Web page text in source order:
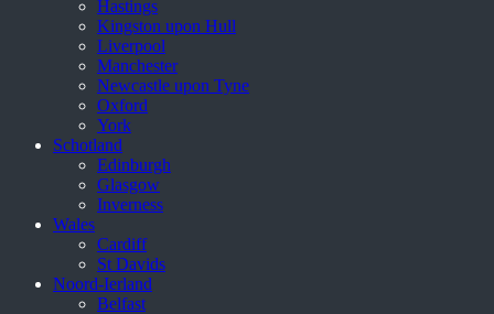
Hastings
Kingston upon Hull
Liverpool
Manchester
Newcastle upon Tyne
Oxford
York
Schotland
Edinburgh
Glasgow
Inverness
Wales
Cardiff
St Davids
Noord-Ierland
Belfast